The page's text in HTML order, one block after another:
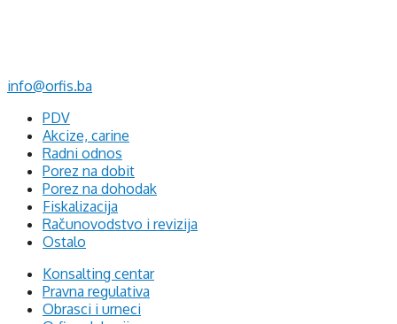
info@orfis.ba
PDV
Akcize, carine
Radni odnos
Porez na dobit
Porez na dohodak
Fiskalizacija
Računovodstvo i revizija
Ostalo
Konsalting centar
Pravna regulativa
Obrasci i urneci